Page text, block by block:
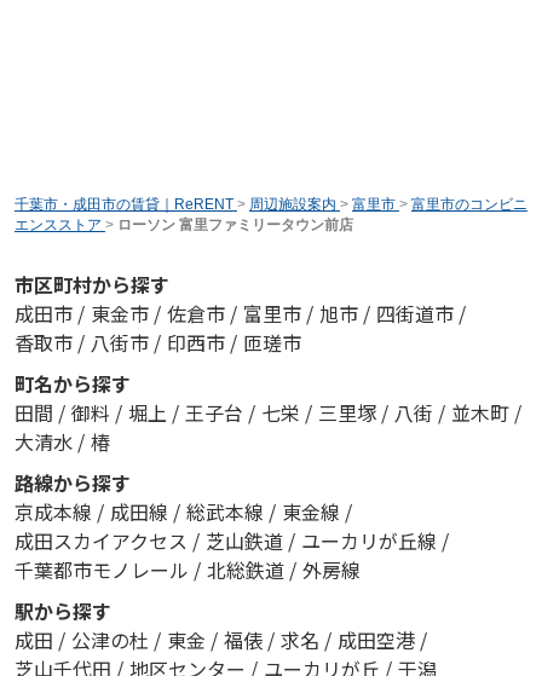
千葉市・成田市の賃貸｜ReRENT > 周辺施設案内 > 富里市 > 富里市のコンビニ
エンスストア > ローソン 富里ファミリータウン前店
市区町村から探す
成田市 / 東金市 / 佐倉市 / 富里市 / 旭市 / 四街道市 /
香取市 / 八街市 / 印西市 / 匝瑳市
町名から探す
田間 / 御料 / 堀上 / 王子台 / 七栄 / 三里塚 / 八街 / 並木町 /
大清水 / 椿
路線から探す
京成本線 / 成田線 / 総武本線 / 東金線 /
成田スカイアクセス / 芝山鉄道 / ユーカリが丘線 /
千葉都市モノレール / 北総鉄道 / 外房線
駅から探す
成田 / 公津の杜 / 東金 / 福俵 / 求名 / 成田空港 /
芝山千代田 / 地区センター / ユーカリが丘 / 干潟